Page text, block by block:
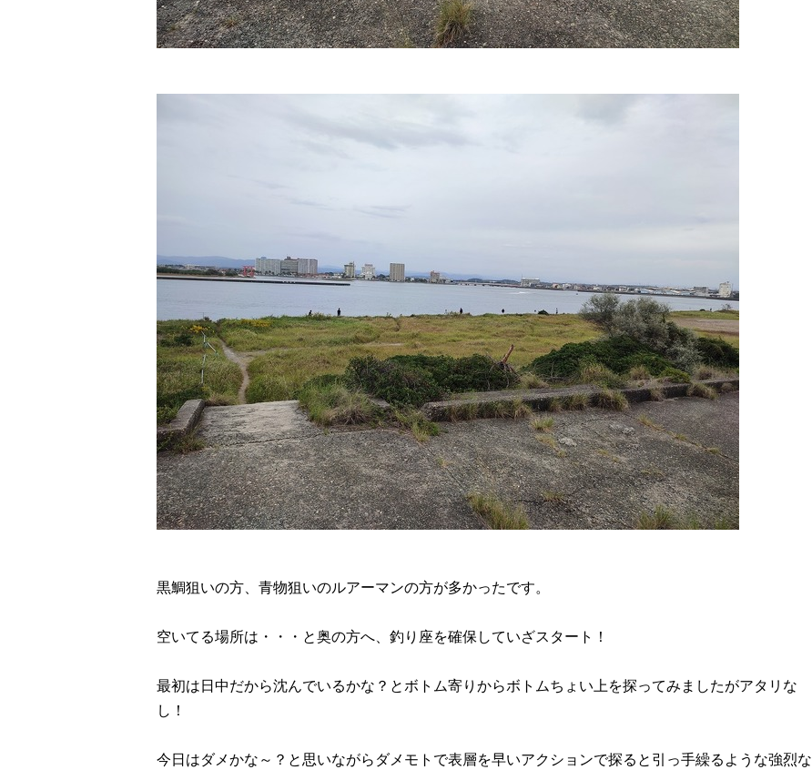
黒鯛狙いの方、青物狙いのルアーマンの方が多かったです。
空いてる場所は・・・と奥の方へ、釣り座を確保していざスタート！
最初は日中だから沈んでいるかな？とボトム寄りからボトムちょい上を探ってみましたがアタリな
し！
今日はダメかな～？と思いながらダメモトで表層を早いアクションで探ると引っ手繰るような強烈な